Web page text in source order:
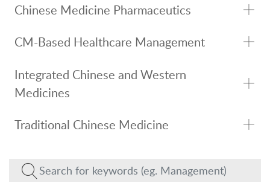
Chinese Medicine Pharmaceutics
CM-Based Healthcare Management
Integrated Chinese and Western
Medicines
Traditional Chinese Medicine